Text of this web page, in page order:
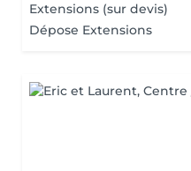
Extensions (sur devis)
Dépose Extensions